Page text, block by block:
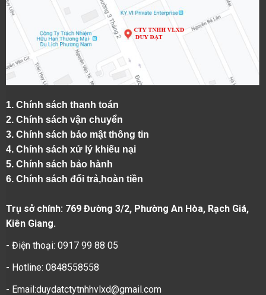
1. Chính sách thanh toán
2. Chính sách vận chuyển
3. Chính sách bảo mật thông tin
4. Chính sách xử lý khiếu nại
5. Chính sách bảo hành
6. Chính sách đổi trả,hoàn tiền
Trụ sở chính: 769 Đường 3/2, Phường An Hòa, Rạch Giá,
Kiên Giang.
- Điện thoại: 0917 99 88 05
- Hotline: 0848558558
- Email:duydatctytnhhvlxd@gmail.com